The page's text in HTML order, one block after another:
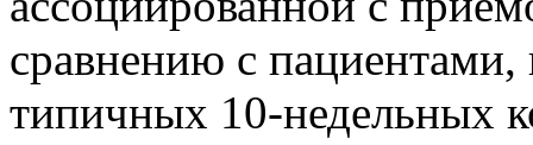
сравнению с
типичных 10-недельных